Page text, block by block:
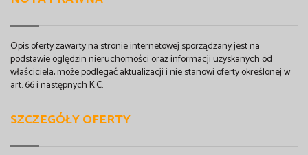
Opis oferty zawarty na stronie internetowej sporządzany jest na
podstawie oględzin nieruchomości oraz informacji uzyskanych od
właściciela, może podlegać aktualizacji i nie stanowi oferty określonej w
art. 66 i następnych K.C.
SZCZEGÓŁY OFERTY